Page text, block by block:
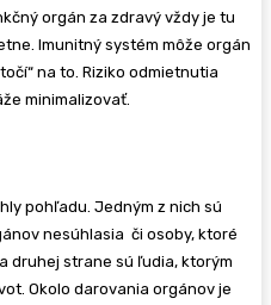
orgán za zdravý vždy je tu
Imunitný systém môže orgán
na to. Riziko odmietnutia
minimalizovať.
pohľadu. Jedným z nich sú
nesúhlasia či osoby, ktoré
druhej strane sú ľudia, ktorým
Okolo darovania orgánov je